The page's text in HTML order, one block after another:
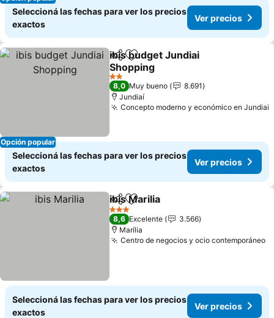
Seleccioná las fechas para ver los precios
exactos
Ver precios
Opción popular
CompartirAñadir a favoritos
ibis budget Jundiai
Shopping
Ver precios
2 Estrellas
8,0 Muy bueno
8.691
Jundiaí
Concepto moderno y económico en Jundiai
Seleccioná las fechas para ver los precios
exactos
Ver precios
CompartirAñadir a favoritos
ibis Marilia
3 Estrellas
8,6 Excelente
3.566
Marília
Centro de negocios y ocio contemporáneo
Seleccioná las fechas para ver los precios
exactos
Ver precios